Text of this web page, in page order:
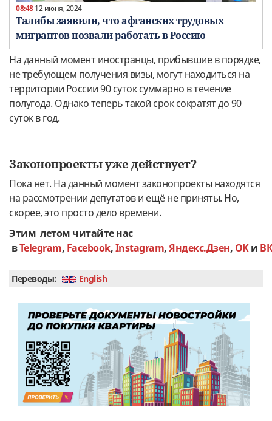
08:4812 июня, 2024
Талибы заявили, что афганских трудовых
мигрантов позвали работать в Россию
На данный момент иностранцы, прибывшие в порядке,
не требующем получения визы, могут находиться на
территории России 90 суток суммарно в течение
полугода. Однако теперь такой срок сократят до 90
суток в год.
Законопроекты уже действует?
Пока нет. На данный момент законопроекты находятся
на рассмотрении депутатов и ещё не приняты. Но,
скорее, это просто дело времени.
Этим летом читайте нас
вTelegram, Facebook,Instagram,Яндекс.Дзен, OKи ВК
Переводы: English